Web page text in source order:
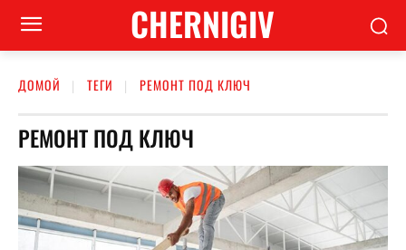
CHERNIGIV
ДОМОЙ ТЕГИ РЕМОНТ ПОД КЛЮЧ
РЕМОНТ ПОД КЛЮЧ